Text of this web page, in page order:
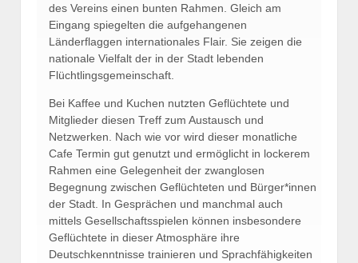
des Vereins einen bunten Rahmen. Gleich am
Eingang spiegelten die aufgehangenen
Länderflaggen internationales Flair. Sie zeigen die
nationale Vielfalt der in der Stadt lebenden
Flüchtlingsgemeinschaft.
Bei Kaffee und Kuchen nutzten Geflüchtete und
Mitglieder diesen Treff zum Austausch und
Netzwerken. Nach wie vor wird dieser monatliche
Cafe Termin gut genutzt und ermöglicht in lockerem
Rahmen eine Gelegenheit der zwanglosen
Begegnung zwischen Geflüchteten und Bürger*innen
der Stadt. In Gesprächen und manchmal auch
mittels Gesellschaftsspielen können insbesondere
Geflüchtete in dieser Atmosphäre ihre
Deutschkenntnisse trainieren und Sprachfähigkeiten